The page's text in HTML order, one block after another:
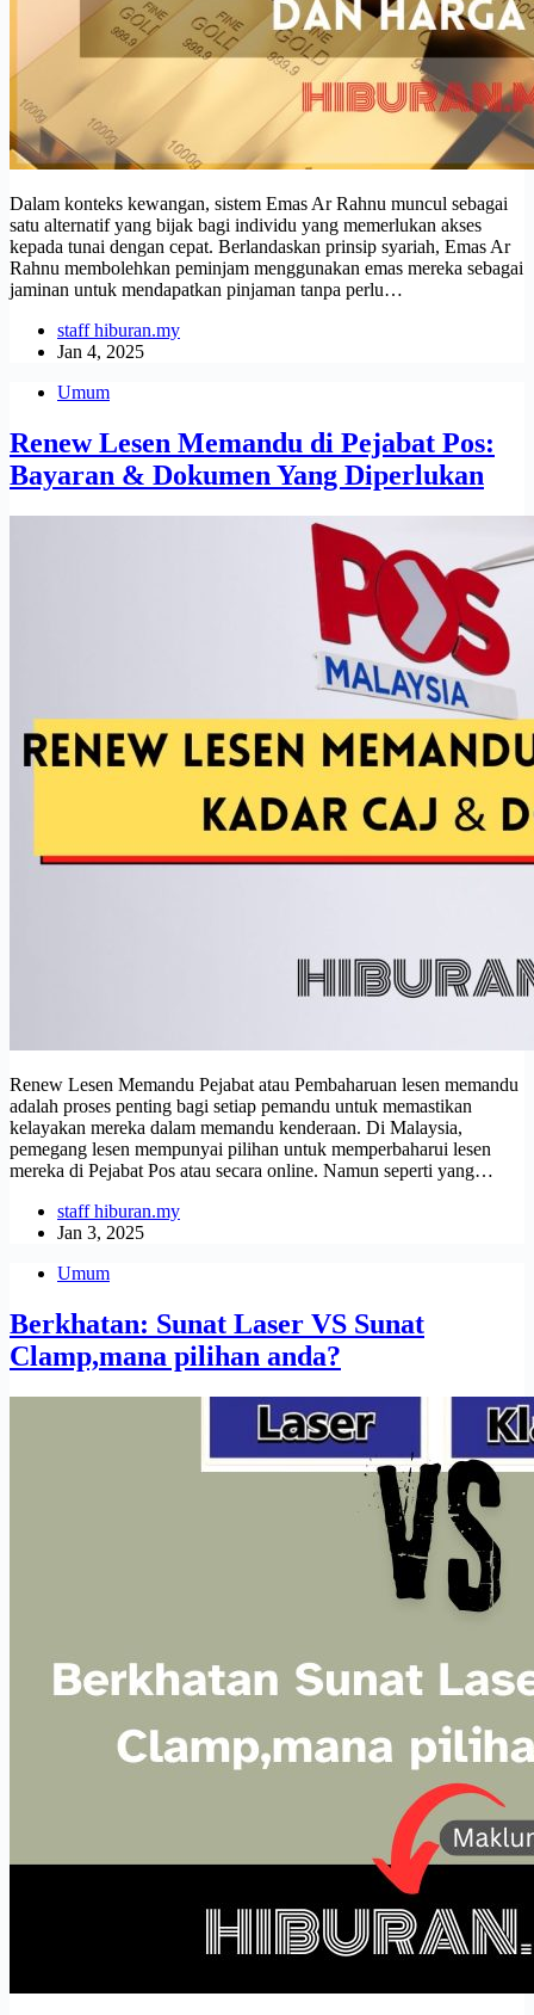
Dalam konteks kewangan, sistem Emas Ar Rahnu muncul sebagai
satu alternatif yang bijak bagi individu yang memerlukan akses
kepada tunai dengan cepat. Berlandaskan prinsip syariah, Emas Ar
Rahnu membolehkan peminjam menggunakan emas mereka sebagai
jaminan untuk mendapatkan pinjaman tanpa perlu…
staff hiburan.my
Jan 4, 2025
Umum
Renew Lesen Memandu di Pejabat Pos:
Bayaran & Dokumen Yang Diperlukan
Renew Lesen Memandu Pejabat atau Pembaharuan lesen memandu
adalah proses penting bagi setiap pemandu untuk memastikan
kelayakan mereka dalam memandu kenderaan. Di Malaysia,
pemegang lesen mempunyai pilihan untuk memperbaharui lesen
mereka di Pejabat Pos atau secara online. Namun seperti yang…
staff hiburan.my
Jan 3, 2025
Umum
Berkhatan: Sunat Laser VS Sunat
Clamp,mana pilihan anda?